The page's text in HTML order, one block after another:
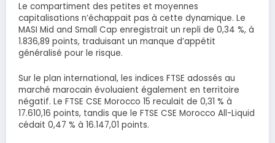
Le compartiment des petites et moyennes
capitalisations n’échappait pas à cette dynamique. Le
MASI Mid and Small Cap enregistrait un repli de 0,34 %, à
1.836,89 points, traduisant un manque d’appétit
généralisé pour le risque.
Sur le plan international, les indices FTSE adossés au
marché marocain évoluaient également en territoire
négatif. Le FTSE CSE Morocco 15 reculait de 0,31 % à
17.610,16 points, tandis que le FTSE CSE Morocco All-Liquid
cédait 0,47 % à 16.147,01 points.